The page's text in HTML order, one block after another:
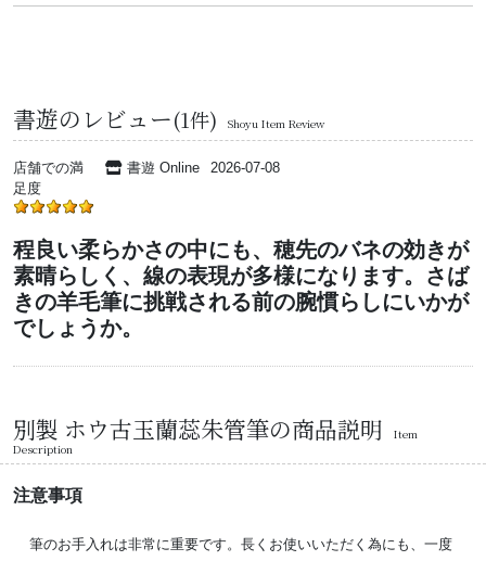
書遊のレビュー(1件) Shoyu Item Review
店舗での満
足度
書遊 Online 2026-07-08
程良い柔らかさの中にも、穂先のバネの効きが
素晴らしく、線の表現が多様になります。さば
きの羊毛筆に挑戦される前の腕慣らしにいかが
でしょうか。
別製 ホウ古玉蘭蕊朱管筆の商品説明
Item
Description
注意事項
筆のお手入れは非常に重要です。長くお使いいただく為にも、一度